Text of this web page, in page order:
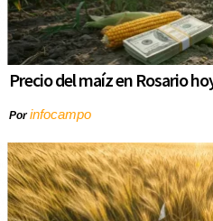
Precio del maíz en Rosario
Porinfocampo